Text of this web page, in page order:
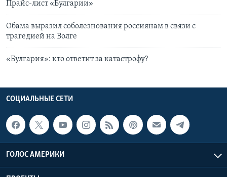
Прайс-лист «Булгарии»
Обама выразил соболезнования россиянам в связи с
трагедией на Волге
«Булгария»: кто ответит за катастрофу?
СОЦИАЛЬНЫЕ СЕТИ
ГОЛОС АМЕРИКИ